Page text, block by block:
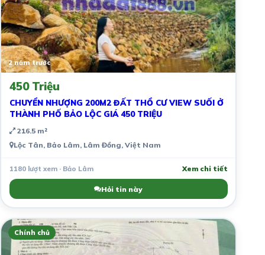
2 năm trước
450 Triệu
CHUYỂN NHƯỢNG 200M2 ĐẤT THỔ CƯ VIEW SUỐI Ở
THÀNH PHỐ BẢO LỘC GIÁ 450 TRIỆU
216.5 m²
Lộc Tân, Bảo Lâm, Lâm Đồng, Việt Nam
1180 lượt xem · Bảo Lâm Xem chi tiết
Hỏi tin này
Chính chủ